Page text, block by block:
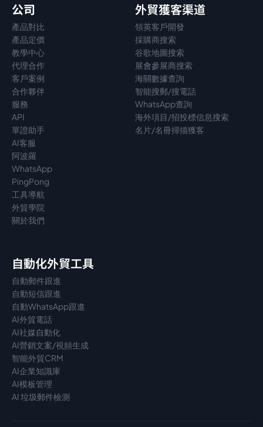
公司
產品對比
產品定價
教學中心
代理合作
客戶案例
合作夥伴
服務
API
單證助手
AI客服
阿波羅
WhatsApp
PingPong
工具導航
外貿學院
關於我們
外貿獲客渠道
領英客戶開發
採購商搜索
谷歌地圖搜索
展會參展商搜索
海關數據查詢
智能搜郵/搜電話
WhatsApp查詢
海外項目/招投標信息搜索
名片/名冊掃描獲客
自動化外貿工具
自動郵件跟進
自動短信跟進
自動WhatsApp跟進
AI外貿電話
AI社媒自動化
AI營銷文案/視頻生成
智能外貿CRM
AI企業知識庫
AI模板管理
AI 垃圾郵件檢測